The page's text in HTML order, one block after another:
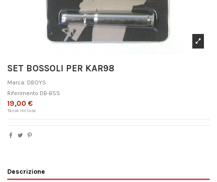
SET BOSSOLI PER KAR98
Marca: DBOYS
Riferimento DB-BSS
19,00 €
Tasse incluse
Descrizione